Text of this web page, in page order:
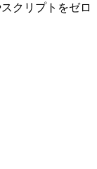
クリプトをゼロ